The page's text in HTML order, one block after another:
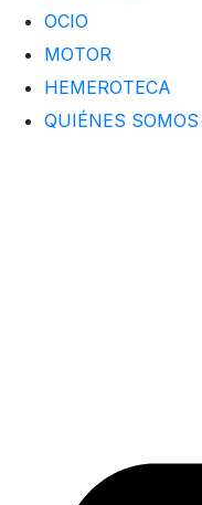
OCIO
MOTOR
HEMEROTECA
QUIÉNES SOMOS